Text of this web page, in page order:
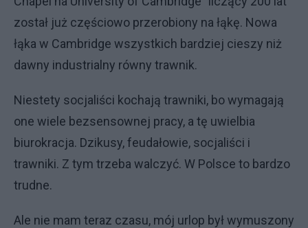
został już częściowo przerobiony na łąkę. Nowa
łąka w Cambridge wszystkich bardziej cieszy niż
dawny industrialny równy trawnik.
Niestety socjaliści kochają trawniki, bo wymagają
one wiele bezsensownej pracy, a tę uwielbia
biurokracja. Dzikusy, feudałowie, socjaliści i
trawniki. Z tym trzeba walczyć. W Polsce to bardzo
trudne.
Ale nie mam teraz czasu, mój urlop był wymuszony